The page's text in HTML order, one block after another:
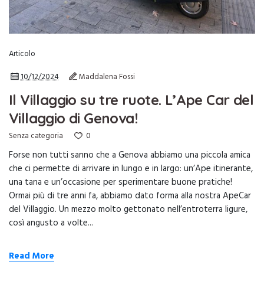
Articolo
10/12/2024
Maddalena Fossi
Il Villaggio su tre ruote. L’Ape Car del
Villaggio di Genova!
Senza categoria 0
Forse non tutti sanno che a Genova abbiamo una piccola amica
che ci permette di arrivare in lungo e in largo: un’Ape itinerante,
una tana e un’occasione per sperimentare buone pratiche!
Ormai più di tre anni fa, abbiamo dato forma alla nostra ApeCar
del Villaggio. Un mezzo molto gettonato nell’entroterra ligure,
così angusto a volte...
Read More